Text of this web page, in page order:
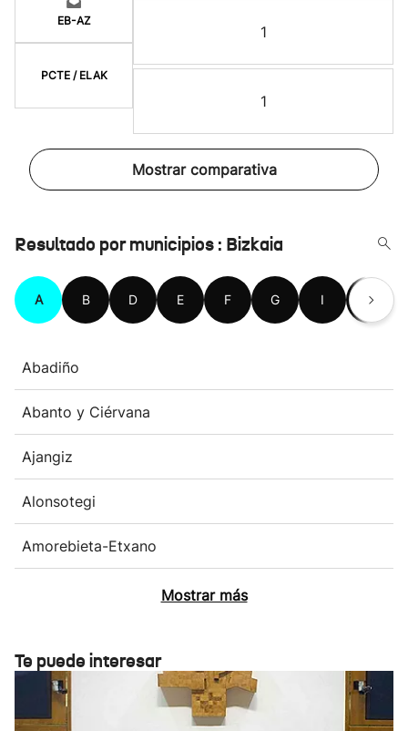
EB-AZ
PCTE / ELAK
1
1
Mostrar comparativa
Resultado por municipios : Bizkaia
A B D E F G I K
Abadiño
Abanto y Ciérvana
Ajangiz
Alonsotegi
Amorebieta-Etxano
Mostrar más
Te puede interesar